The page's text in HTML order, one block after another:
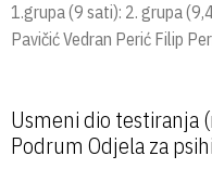
1.grupa (9 sati): 2. grupa
Pavičić Vedran Perić Filip
Usmeni dio testiranja
Podrum Odjela za